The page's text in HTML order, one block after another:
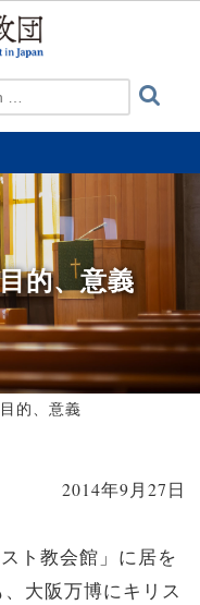
的、意義
的、意義
2014年9月27日
ト教会館」に居を
大阪万博にキリス